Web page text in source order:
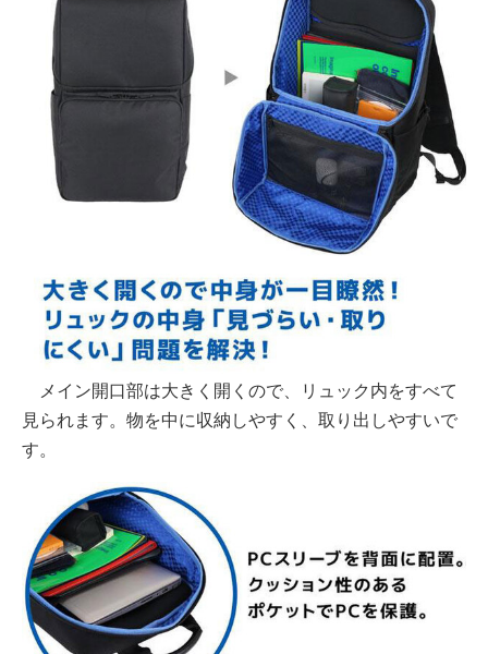
メイン開口部は大きく開くので、リュック内をすべて
見られます。物を中に収納しやすく、取り出しやすいで
す。